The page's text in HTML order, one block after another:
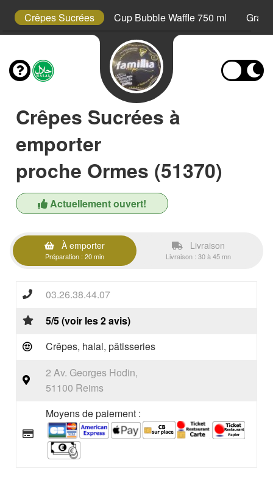
Crêpes Sucrées Cup Bubble Waffle 750 ml
Crêpes Sucrées à
emporter
proche Ormes (51370)
Actuellement ouvert!
À emporter
Préparation : 20 min
Livraison
Livraison : 30 à 45 mn
03.26.38.44.07
5/5 (voir les 2 avis)
Crêpes, halal, pâtisseries
2 Av. Georges Hodin,
51100 Reims
Moyens de paiement :